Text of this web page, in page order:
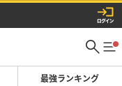
最強ランキング